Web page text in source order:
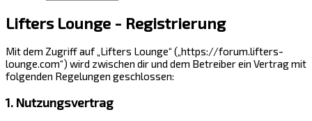
Lifters Lounge - Registrierung
Mit dem Zugriff auf „Lifters Lounge“ („https://forum.lifters-
lounge.com“) wird zwischen dir und dem Betreiber ein Vertrag mit
folgenden Regelungen geschlossen:
1. Nutzungsvertrag